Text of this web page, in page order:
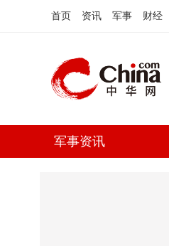
首页 资讯 军事 财经
军事资讯